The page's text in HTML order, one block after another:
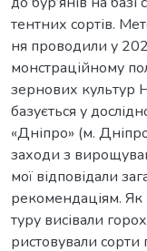
тентних сортів.
ня проводили у
монстраційному
зернових
базується у
«Дніпро» (м.
заходи з
мої відповідали
рекомендаціям.
туру висівали
ристовували